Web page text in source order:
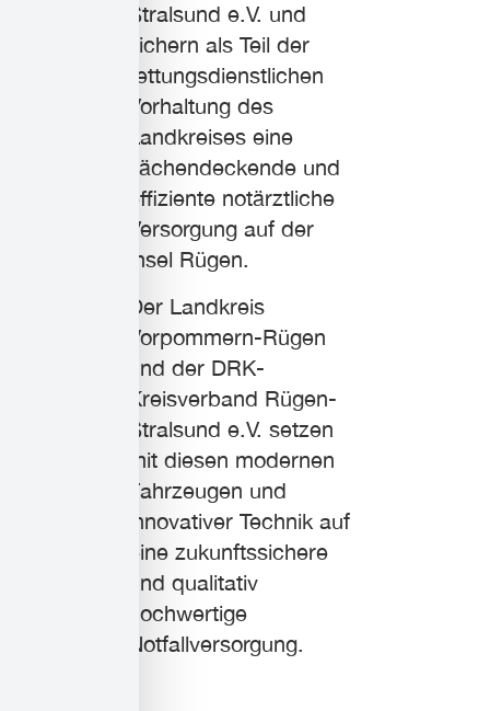
Stralsund e.V. und
sichern als Teil der
rettungsdienstlichen
Vorhaltung des
Landkreises eine
flächendeckende und
effiziente notärztliche
Versorgung auf der
Insel Rügen.
Der Landkreis
Vorpommern-Rügen
und der DRK-
Kreisverband Rügen-
Stralsund e.V. setzen
mit diesen modernen
Fahrzeugen und
innovativer Technik auf
eine zukunftssichere
und qualitativ
hochwertige
Notfallversorgung.